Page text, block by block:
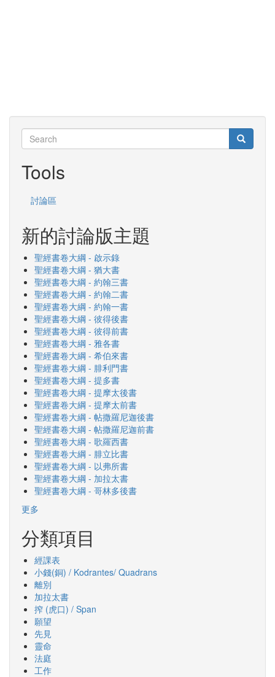
Search
Search Search
Tools
討論區
新的討論版主題
聖經書卷大綱 - 啟示錄
聖經書卷大綱 - 猶大書
聖經書卷大綱 - 約翰三書
聖經書卷大綱 - 約翰二書
聖經書卷大綱 - 約翰一書
聖經書卷大綱 - 彼得後書
聖經書卷大綱 - 彼得前書
聖經書卷大綱 - 雅各書
聖經書卷大綱 - 希伯來書
聖經書卷大綱 - 腓利門書
聖經書卷大綱 - 提多書
聖經書卷大綱 - 提摩太後書
聖經書卷大綱 - 提摩太前書
聖經書卷大綱 - 帖撒羅尼迦後書
聖經書卷大綱 - 帖撒羅尼迦前書
聖經書卷大綱 - 歌羅西書
聖經書卷大綱 - 腓立比書
聖經書卷大綱 - 以弗所書
聖經書卷大綱 - 加拉太書
聖經書卷大綱 - 哥林多後書
更多
分類項目
經課表
小錢(銅) / Kodrantes/ Quadrans
離別
加拉太書
搾 (虎口) / Span
願望
先見
靈命
法庭
工作